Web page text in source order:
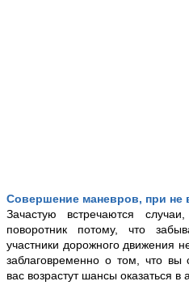
Совершение маневров, при не
Зачастую встречаются
поворотник потому, что
участники дорожного движения
заблаговременно о том, что вы
вас возрастут шансы оказаться в